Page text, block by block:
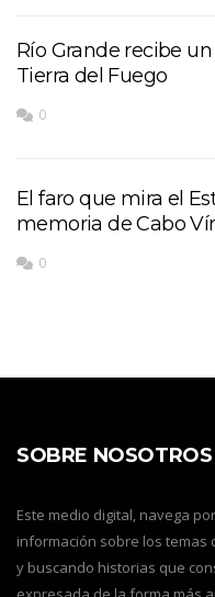
Río Grande recibe
Tierra del Fuego
0
El faro que mira el
memoria de Cabo
0
SOBRE NOSOTROS
Este medio digital, navega
información sobre los temas
y buscando historias que